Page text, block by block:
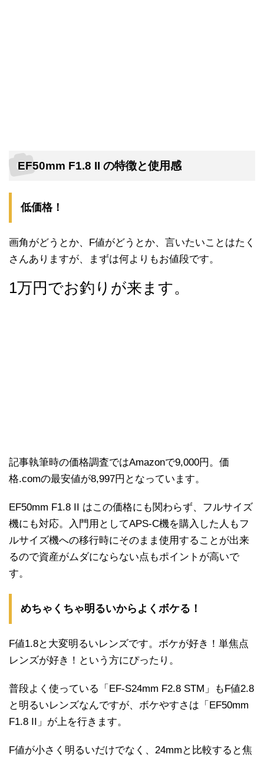
EF50mm F1.8 II の特徴と使用感
低価格！
画角がどうとか、F値がどうとか、言いたいことはたく
さんありますが、まずは何よりもお値段です。
1万円でお釣りが来ます。
記事執筆時の価格調査ではAmazonで9,000円。価
格.comの最安値が8,997円となっています。
EF50mm F1.8 II はこの価格にも関わらず、フルサイズ
機にも対応。入門用としてAPS-C機を購入した人もフ
ルサイズ機への移行時にそのまま使用することが出来
るので資産がムダにならない点もポイントが高いで
す。
めちゃくちゃ明るいからよくボケる！
F値1.8と大変明るいレンズです。ボケが好き！単焦点
レンズが好き！という方にぴったり。
普段よく使っている「EF-S24mm F2.8 STM」もF値2.8
と明るいレンズなんですが、ボケやすさは「EF50mm
F1.8 II」が上を行きます。
F値が小さく明るいだけでなく、24mmと比較すると焦